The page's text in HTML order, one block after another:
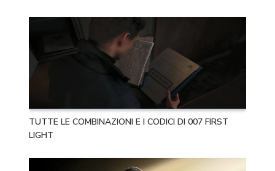
TUTTE LE COMBINAZIONI E I CODICI DI 007 FIRST
LIGHT